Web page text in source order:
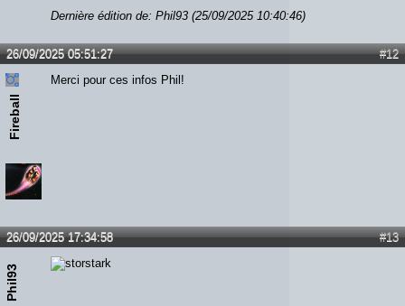
Dernière édition de: Phil93 (25/09/2025 10:40:46)
#12
26/09/2025 05:51:27
Fireball
Merci pour ces infos Phil!
#13
26/09/2025 17:34:58
Phil93